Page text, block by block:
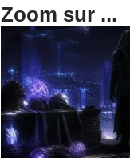
Zoom sur ...